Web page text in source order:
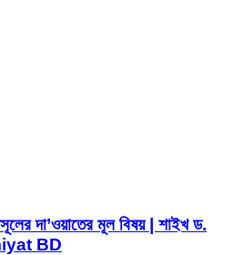
দা’ওয়াতের মূল বিষয় | শাইখ ড.
BD